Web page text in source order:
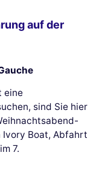
auf der
eine
sind Sie hier
Boat, Abfahrt
7.